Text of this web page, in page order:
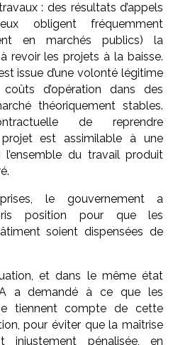
: des résultats d’appels
obligent fréquemment
en marchés publics) la
revoir les projets à la baisse.
issue d’une volonté légitime
d’opération dans des
théoriquement stables.
de reprendre
est assimilable à une
l’ensemble du travail produit
le gouvernement a
position pour que les
soient dispensées de
et dans le même état
a demandé à ce que les
tiennent compte de cette
pour éviter que la maîtrise
injustement pénalisée, en